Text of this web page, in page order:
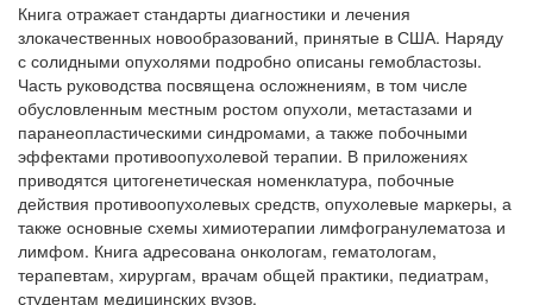
Книга отражает стандарты диагностики и лечения
злокачественных новообразований, принятые в США. Наряду
с солидными опухоля­ми подробно описаны гемобластозы.
Часть руководства посвящена осложнениям, в том числе
обусловленным местным ростом опухо­ли, метастазами и
паранеопластическими синдромами, а также по­бочными
эффектами противоопухолевой терапии. В приложениях
приводятся цитогенетическая номенклатура, побочные
действия противоопухолевых средств, опухолевые маркеры, а
также основные схемы химиотерапии лимфогранулематоза и
лимфом. Книга адресована онкологам, гематологам,
терапевтам, хирургам, врачам общей практики, педиатрам,
студентам медицинских вузов.